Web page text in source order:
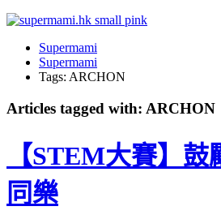
Supermami
Supermami
Tags: ARCHON
Articles tagged with: ARCHON
【STEM大賽】
同樂